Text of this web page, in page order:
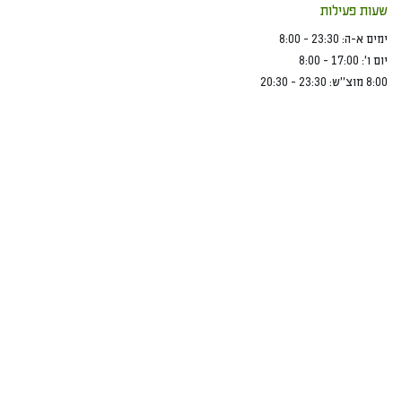
שעות פעילות
ימים א-ה: 23:30 - 8:00
יום ו’: 17:00 - 8:00
8:00 מוצ”ש: 23:30 - 20:30